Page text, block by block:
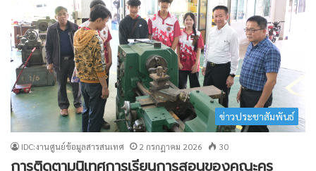
ข่าวประชาสัมพันธ์
IDC:งานศูนย์ข้อมูลสารสนเทศ 2 กรกฎาคม 2026 30
การติดตามนิเทศการเรียนการสอนของคณะครู